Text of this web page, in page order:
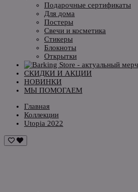
Подарочные сертификаты
Для дома
Постеры
Свечи и косметика
Стикеры
Блокноты
Открытки
СКИДКИ И АКЦИИ
НОВИНКИ
МЫ ПОМОГАЕМ
Главная
Коллекции
Utopia 2022